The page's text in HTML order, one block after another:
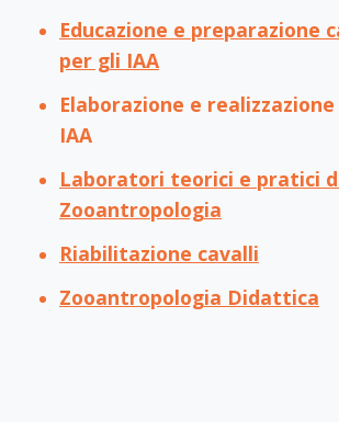
Educazione e preparazione
per gli IAA
Elaborazione e
IAA
Laboratori teorici e pratici
Zooantropologia
Riabilitazione cavalli
Zooantropologia Didattica